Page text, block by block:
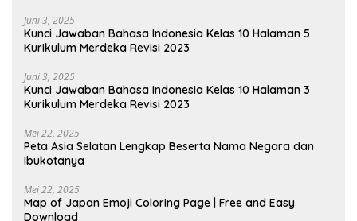
Juni 3, 2025
Kunci Jawaban Bahasa Indonesia Kelas 10 Halaman 5
Kurikulum Merdeka Revisi 2023
Juni 3, 2025
Kunci Jawaban Bahasa Indonesia Kelas 10 Halaman 3
Kurikulum Merdeka Revisi 2023
Mei 22, 2025
Peta Asia Selatan Lengkap Beserta Nama Negara dan
Ibukotanya
Mei 22, 2025
Map of Japan Emoji Coloring Page | Free and Easy
Download